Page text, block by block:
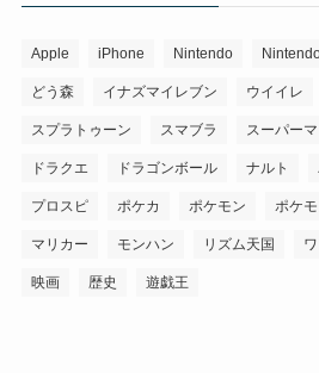
Apple iPhone Nintendo
どう森 イナズマイレブン ウイイレ
スプラトゥーン スマブラ スーパー
ドラクエ ドラゴンボール ナルト
プロスピ ポケカ ポケモン ポケ
マリカー モンハン リズム天国
映画 歴史 遊戯王